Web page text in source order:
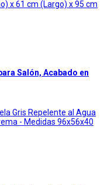
Salón, Acabado en